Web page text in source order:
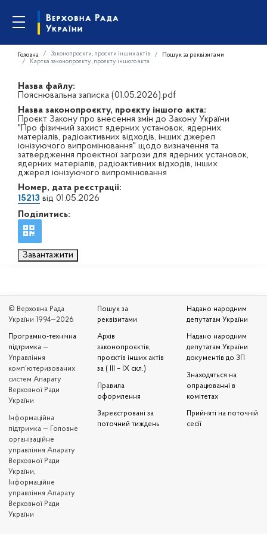
Головна Законопроєкти, проєкти інших актів
Пошук за реквізитами
Картка законопроєкту, проєкту іншого акта
Назва файлу:
Пояснювальна записка (01.05.2026).pdf
Назва законопроєкту, проєкту іншого акта:
Проєкт Закону про внесення змін до Закону України
"Про фізичний захист ядерних установок, ядерних
матеріалів, радіоактивних відходів, інших джерел
іонізуючого випромінювання" щодо визначення та
затвердження проектної загрози для ядерних установок,
ядерних матеріалів, радіоактивних відходів, інших
джерел іонізуючого випромінювання
Номер, дата реєстрації:
15213 від 01.05.2026
Поділитись:
Завантажити
© Верховна Рада
України 1994—2026
Програмно-технічна
підтримка —
Управління
комп'ютеризованих
систем Апарату
Верховної Ради
України
Iнформаційна
підтримка — Головне
організаційне
управління Апарату
Верховної Ради
України,
Інформаційне
управління Апарату
Верховної Ради
України
Пошук за
реквізитами
Архів
законопроєктів,
проєктів інших актів
за ( III – IX скл.)
Правила
оформлення
Зареєстровані за
поточний тиждень
Надано народним
депутатам України
Надано народним
депутатам України
документів до ЗП
Знаходяться на
опрацюванні в
комітетах
Прийняті на поточній
сесії